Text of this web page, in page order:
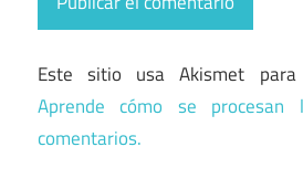
Este sitio usa Akismet
Aprende cómo se
comentarios.